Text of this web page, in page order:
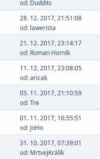
od: Duddits
28. 12. 2017, 21:51:08
od: lawerista
21. 12. 2017, 23:14:17
od: Roman Horník
11. 12. 2017, 23:08:05
od:aricak
05. 11. 2017, 21:10:59
od:Tre
01. 11. 2017, 16:55:51
od: JoHo
31. 10. 2017, 07:39:01
od: MrtvejKrálík